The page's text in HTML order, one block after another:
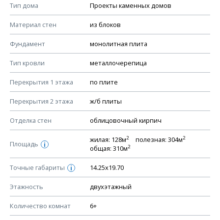
Тип дома Проекты каменных домов
Материал стен из блоков
Фундамент монолитная плита
Тип кровли металлочерепица
Перекрытия 1 этажа по плите
Перекрытия 2 этажа ж/б плиты
Отделка стен облицовочный кирпич
Площадь i
жилая: 128м2 полезная: 304м2
общая: 310м2
Точные габариты i 14.25х19.70
Этажность двухэтажный
Количество комнат 6+
Смотрите советы по выбору материала в нашем
КОНСТРУКТИВНЫЕ РЕШЕНИЯ (КР)
Ведомость рабочих чертежей основного комплекта КР
План фундамента
Устройство фундамента, спецификация материалов
Планы перекрытий этажей, спецификация элементов
Устройство перекрытий
Устройство стен
Спецификация материалов стен
Схема расположения лаг чердака (если есть)
Схема расположения элементов стропил
Спецификация элементов стропил
Устройство стропильной системы
Узлы устройства кровли